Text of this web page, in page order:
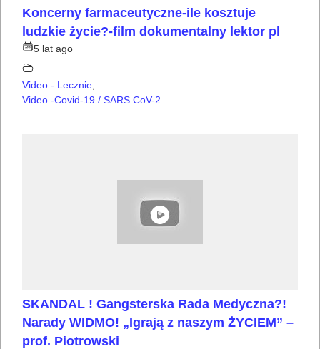
Koncerny farmaceutyczne-ile kosztuje
ludzkie życie?-film dokumentalny lektor pl
5 lat ago
Video - Lecznie,
Video -Covid-19 / SARS CoV-2
SKANDAL ! Gangsterska Rada Medyczna?!
Narady WIDMO! „Igrają z naszym ŻYCIEM” –
prof. Piotrowski